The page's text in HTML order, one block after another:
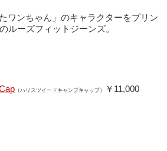
ワンちゃん」のキャラクターをプリン
ルーズフィットジーンズ。
（ハリスツイードキャンプキャップ） ￥11,000